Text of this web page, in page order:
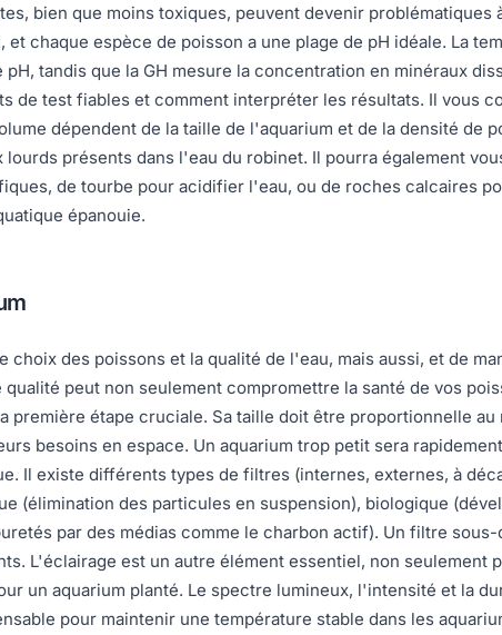
bien que moins toxiques, peuvent devenir
chaque espèce de poisson a une plage de pH idéale. La
tandis que la GH mesure la concentration en minéraux
de test fiables et comment interpréter les résultats. Il vous
dépendent de la taille de l'aquarium et de la densité de
présents dans l'eau du robinet. Il pourra également
de tourbe pour acidifier l'eau, ou de roches calcaires
épanouie.
choix des poissons et la qualité de l'eau, mais aussi, et de
peut non seulement compromettre la santé de vos
étape cruciale. Sa taille doit être proportionnelle
besoins en espace. Un aquarium trop petit sera
Il existe différents types de filtres (internes, externes, à
(élimination des particules en suspension), biologique
par des médias comme le charbon actif). Un filtre
L'éclairage est un autre élément essentiel, non seulement
un aquarium planté. Le spectre lumineux, l'intensité et la
pour maintenir une température stable dans les